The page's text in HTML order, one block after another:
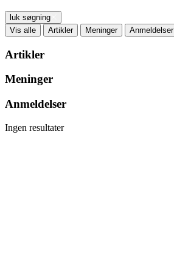
luk søgning
Vis alle
Artikler Meninger Anmeldelser
Artikler
Meninger
Anmeldelser
Ingen resultater